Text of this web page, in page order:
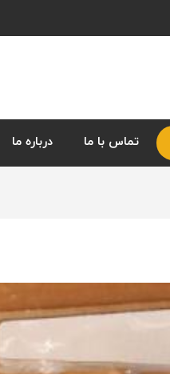
تماس با ما درباره ما